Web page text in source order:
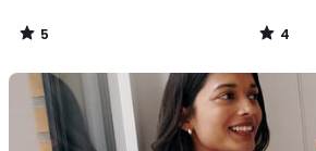
5
/
4
/
La
Redoute
Collections